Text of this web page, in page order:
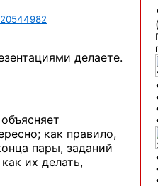
делаете.
как правило,
пары, заданий
их делать,